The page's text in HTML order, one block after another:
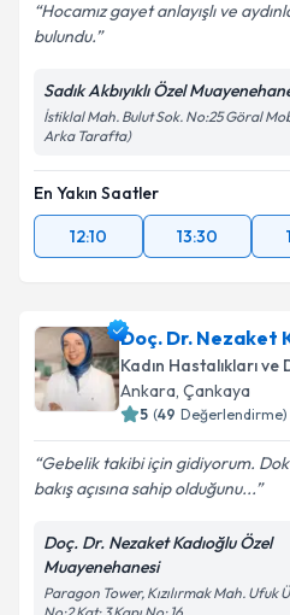
Hocamız gayet anlayışlı ve
bulundu.
Sadık Akbıyıklı Özel
İstiklal Mah. Bulut Sok. No:25 Göral
Arka Tarafta)
En Yakın Saatler
12:10
13:30
Doç. Dr. Nezaket
Kadın Hastalıkları ve
Ankara, Çankaya
5 (49 Değerlendirme)
Gebelik takibi için gidiyorum.
bakış açısına sahip olduğunu...
Doç. Dr. Nezaket Kadıoğlu Özel
Muayenehanesi
Paragon Tower, Kızılırmak Mah. Ufuk